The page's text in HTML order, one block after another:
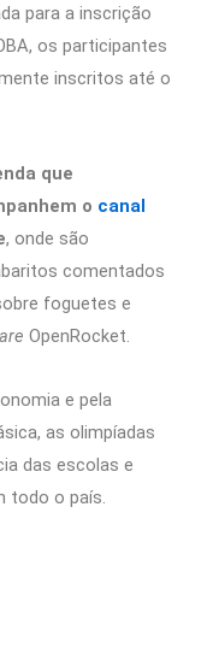
para a inscrição
os participantes
inscritos até o
que
o canal
, onde são
comentados
foguetes e
OpenRocket.
e pela
as olimpíadas
das escolas e
todo o país.